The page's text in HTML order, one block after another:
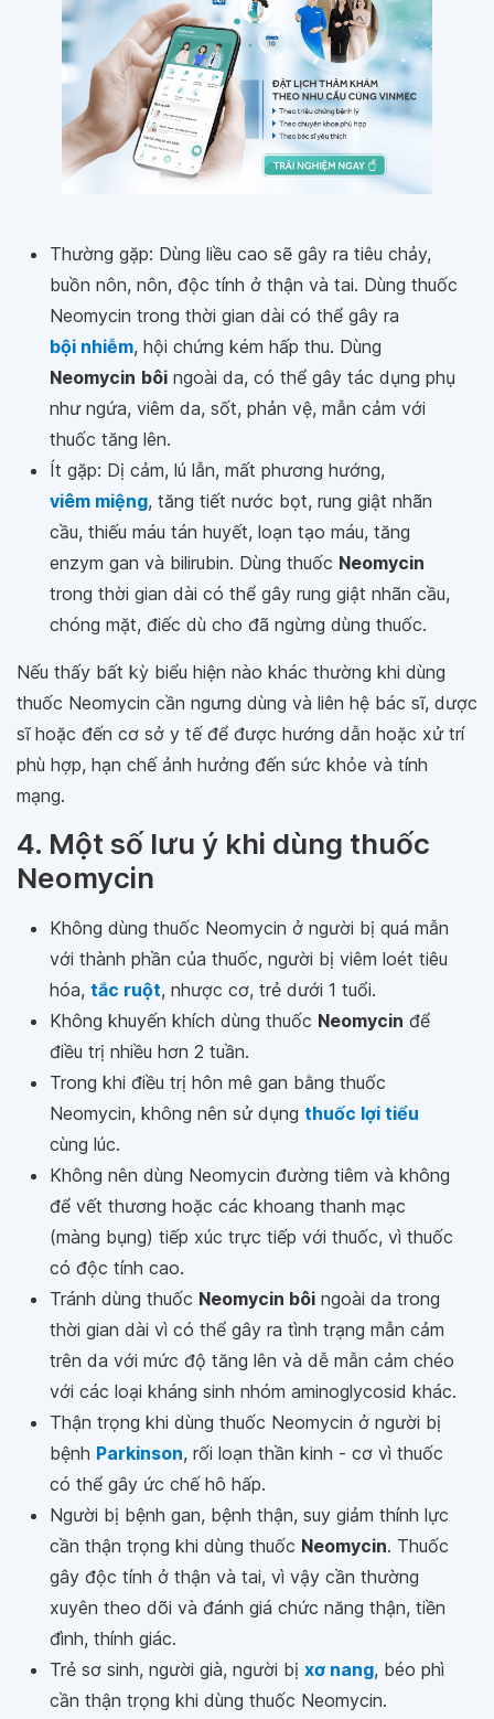
Thường gặp: Dùng liều cao sẽ gây ra tiêu chảy,
buồn nôn, nôn, độc tính ở thận và tai. Dùng thuốc
Neomycin trong thời gian dài có thể gây ra
bội nhiễm, hội chứng kém hấp thu. Dùng
Neomycin bôi ngoài da, có thể gây tác dụng phụ
như ngứa, viêm da, sốt, phản vệ, mẫn cảm với
thuốc tăng lên.
Ít gặp: Dị cảm, lú lẫn, mất phương hướng,
viêm miệng, tăng tiết nước bọt, rung giật nhãn
cầu, thiếu máu tán huyết, loạn tạo máu, tăng
enzym gan và bilirubin. Dùng thuốc Neomycin
trong thời gian dài có thể gây rung giật nhãn cầu,
chóng mặt, điếc dù cho đã ngừng dùng thuốc.
Nếu thấy bất kỳ biểu hiện nào khác thường khi dùng
thuốc Neomycin cần ngưng dùng và liên hệ bác sĩ, dược
sĩ hoặc đến cơ sở y tế để được hướng dẫn hoặc xử trí
phù hợp, hạn chế ảnh hưởng đến sức khỏe và tính
mạng.
4. Một số lưu ý khi dùng thuốc
Neomycin
Không dùng thuốc Neomycin ở người bị quá mẫn
với thành phần của thuốc, người bị viêm loét tiêu
hóa, tắc ruột, nhược cơ, trẻ dưới 1 tuổi.
Không khuyến khích dùng thuốc Neomycin để
điều trị nhiều hơn 2 tuần.
Trong khi điều trị hôn mê gan bằng thuốc
Neomycin, không nên sử dụng thuốc lợi tiểu
cùng lúc.
Không nên dùng Neomycin đường tiêm và không
để vết thương hoặc các khoang thanh mạc
(màng bụng) tiếp xúc trực tiếp với thuốc, vì thuốc
có độc tính cao.
Tránh dùng thuốc Neomycin bôi ngoài da trong
thời gian dài vì có thể gây ra tình trạng mẫn cảm
trên da với mức độ tăng lên và dễ mẫn cảm chéo
với các loại kháng sinh nhóm aminoglycosid khác.
Thận trọng khi dùng thuốc Neomycin ở người bị
bệnh Parkinson, rối loạn thần kinh - cơ vì thuốc
có thể gây ức chế hô hấp.
Người bị bệnh gan, bệnh thận, suy giảm thính lực
cần thận trọng khi dùng thuốc Neomycin. Thuốc
gây độc tính ở thận và tai, vì vậy cần thường
xuyên theo dõi và đánh giá chức năng thận, tiền
đình, thính giác.
Trẻ sơ sinh, người già, người bị xơ nang, béo phì
cần thận trọng khi dùng thuốc Neomycin.